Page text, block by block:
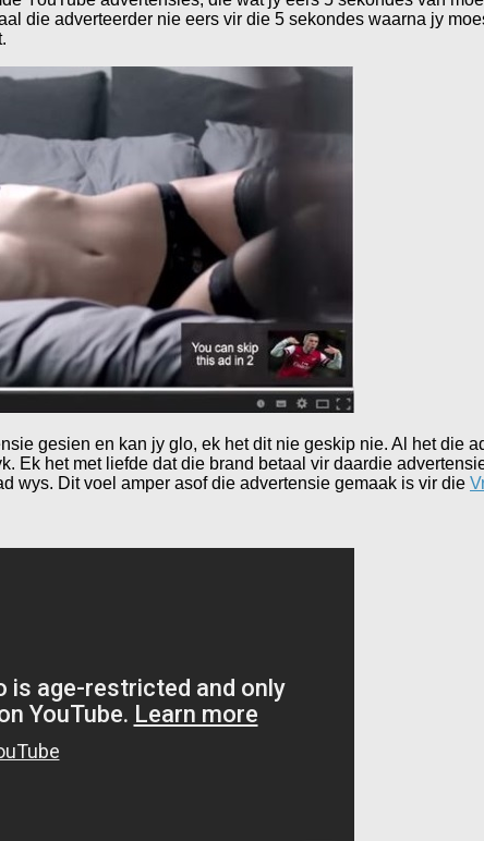
die adverteerder nie eers vir die 5 sekondes waarna jy
gesien en kan jy glo, ek het dit nie geskip nie. Al het die
Ek het met liefde dat die brand betaal vir daardie
wys. Dit voel amper asof die advertensie gemaak is vir die